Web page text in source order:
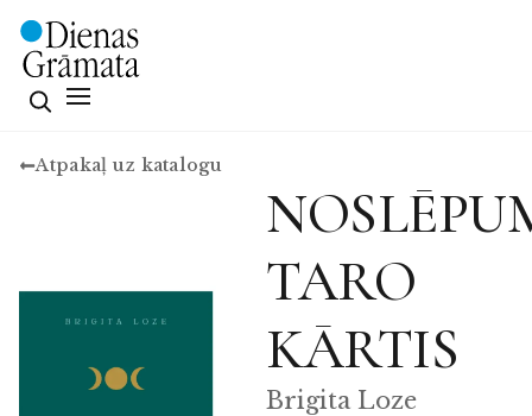
Atpakaļ uz katalogu
TARO
KĀRTIS
Brigita Loze